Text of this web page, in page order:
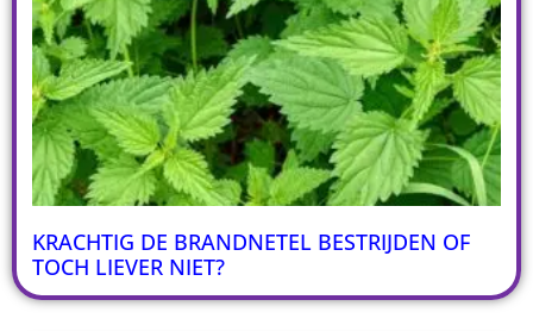
KRACHTIG DE BRANDNETEL BESTRIJDEN OF
TOCH LIEVER NIET?